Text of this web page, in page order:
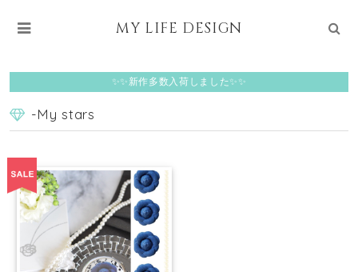
MY LIFE DESIGN
✨✨新作多数入荷しました✨✨
-My stars